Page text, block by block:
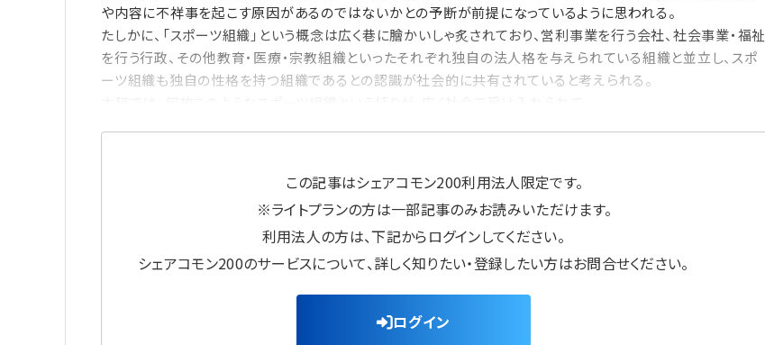
や内容に不祥事を起こす原因があるのではないかとの予断が前提になっているように思われる。
たしかに、「スポーツ組織」という概念は広く巷に膾かいしゃ炙されており、営利事業を行う会社、社会事業・福祉
を行う行政、その他教育・医療・宗教組織といったそれぞれ独自の法人格を与えられている組織と並立し、スポ
ーツ組織も独自の性格を持つ組織であるとの認識が社会的に共有されていると考えられる。
この記事はシェアコモン200利用法人限定です。
※ライトプランの方は一部記事のみお読みいただけます。
利用法人の方は、下記からログインしてください。
シェアコモン200のサービスについて、詳しく知りたい・登録したい方はお問合せください。
ログイン